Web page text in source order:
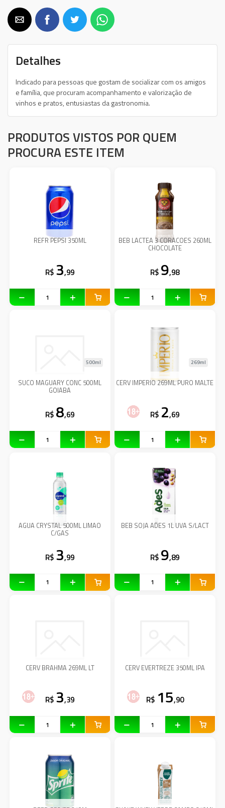
Detalhes
Indicado para pessoas que gostam de socializar com os amigos
e família, que procuram acompanhamento e valorização de
vinhos e pratos, entusiastas da gastronomia.
PRODUTOS VISTOS POR QUEM
PROCURA ESTE ITEM
REFR PEPSI 350ML
R$ 3,99
BEB LACTEA 3 CORACOES 260ML
CHOCOLATE
R$ 9,98
SUCO MAGUARY CONC 500ML
GOIABA
500ml
R$ 8,69
CERV IMPERIO 269ML PURO MALTE
269ml
R$ 2,69
AGUA CRYSTAL 500ML LIMAO
C/GAS
R$ 3,99
BEB SOJA ADES 1L UVA S/LACT
R$ 9,89
CERV BRAHMA 269ML LT
R$ 3,39
CERV EVERTREZE 350ML IPA
R$ 15,90